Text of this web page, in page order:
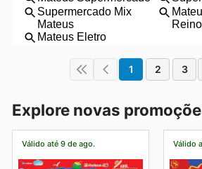
1 2 3
Explore novas
Válido até 9 de ago. Válido